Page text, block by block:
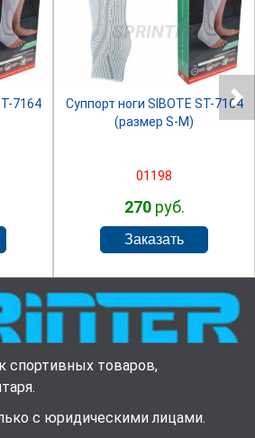
7164
SPRINTER
Суппорт ноги SIBOTE ST-7164
(размер S-M)
01198
270руб.
спортивных товаров,
с юридическими лицами.